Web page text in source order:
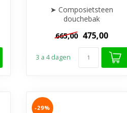
➤ Composietsteen
douchebak
➤ Krasvrij & Stootbestendig
➤ Inkortba...
665,00 475,00
3 a 4 dagen
-29%